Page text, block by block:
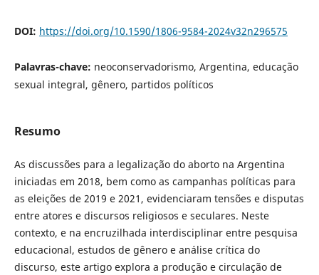
DOI: https://doi.org/10.1590/1806-9584-2024v32n296575
Palavras-chave: neoconservadorismo, Argentina, educação
sexual integral, gênero, partidos políticos
Resumo
As discussões para a legalização do aborto na Argentina
iniciadas em 2018, bem como as campanhas políticas para
as eleições de 2019 e 2021, evidenciaram tensões e disputas
entre atores e discursos religiosos e seculares. Neste
contexto, e na encruzilhada interdisciplinar entre pesquisa
educacional, estudos de gênero e análise crítica do
discurso, este artigo explora a produção e circulação de